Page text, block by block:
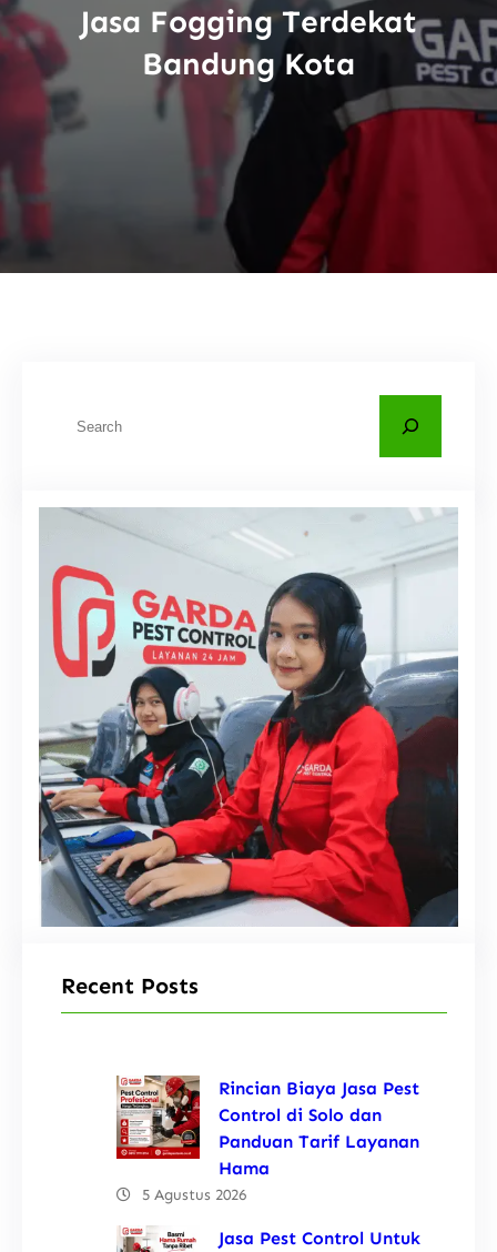
Jasa Fogging Terdekat
Bandung Kota
i
Recent Posts
Rincian Biaya Jasa Pest
Control di Solo dan
Panduan Tarif Layanan
Hama
5 Agustus 2026
Jasa Pest Control Untuk